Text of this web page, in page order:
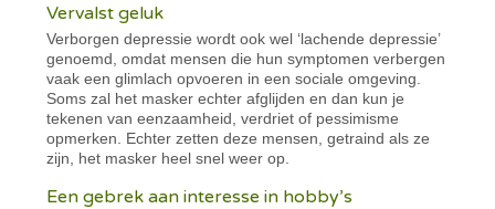
Vervalst geluk
Verborgen depressie wordt ook wel ‘lachende depressie’
genoemd, omdat mensen die hun symptomen verbergen
vaak een glimlach opvoeren in een sociale omgeving.
Soms zal het masker echter afglijden en dan kun je
tekenen van eenzaamheid, verdriet of pessimisme
opmerken. Echter zetten deze mensen, getraind als ze
zijn, het masker heel snel weer op.
Een gebrek aan interesse in hobby’s